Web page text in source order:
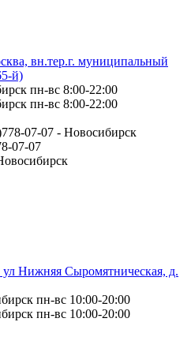
вн.тер.г. муниципальный
й)
пн-вс 8:00-22:00
пн-вс 8:00-22:00
07-07
Нижняя Сыромятническая, д.
пн-вс 10:00-20:00
пн-вс 10:00-20:00